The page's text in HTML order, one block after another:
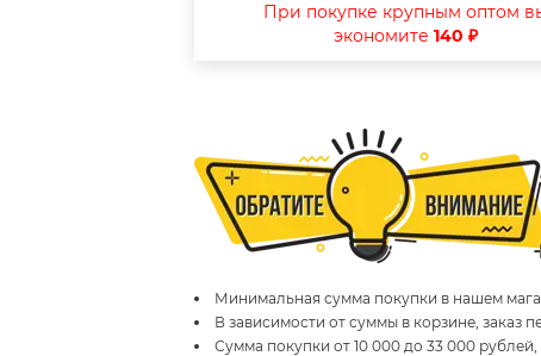
При покупке крупным оптом
экономите 140 ₽
Минимальная сумма покупки в нашем
В зависимости от суммы в корзине, заказ
Сумма покупки от 10 000 до 33 000 рублей,